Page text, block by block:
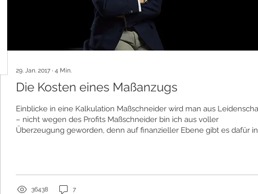
29. Jan. 2017 ∙ 4 Min.
Die Kosten eines Maßanzugs
Einblicke in eine Kalkulation Maßschneider wird man aus Leidenschaft
– nicht wegen des Profits Maßschneider bin ich aus voller
Überzeugung geworden, denn auf finanzieller Ebene gibt es dafür in
Mindestlohn ist der Maßstab – wenn man denn eine der wenigen
Stellen ergattern kann. Und damit hat es sich. Ein...
36438 7